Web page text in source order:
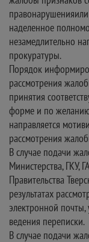
наделенное
незамедлительно
прокуратуры.
Порядок
рассмотрения
принятия
форме и по
направляется
рассмотрения
В случае подачи
Министерства, ГКУ,
Правительства
результатах
электронной почты,
ведения переписки.
В случае подачи